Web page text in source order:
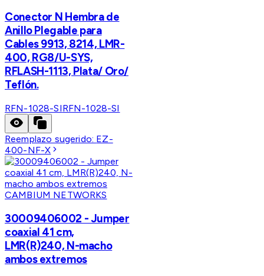
Conector N Hembra de
Anillo Plegable para
Cables 9913, 8214, LMR-
400, RG8/U-SYS,
RFLASH-1113, Plata/ Oro/
Teflón.
RFN-1028-SIRFN-1028-SI
Reemplazo sugerido: EZ-
400-NF-X
CAMBIUM NETWORKS
30009406002 - Jumper
coaxial 41 cm,
LMR(R)240, N-macho
ambos extremos